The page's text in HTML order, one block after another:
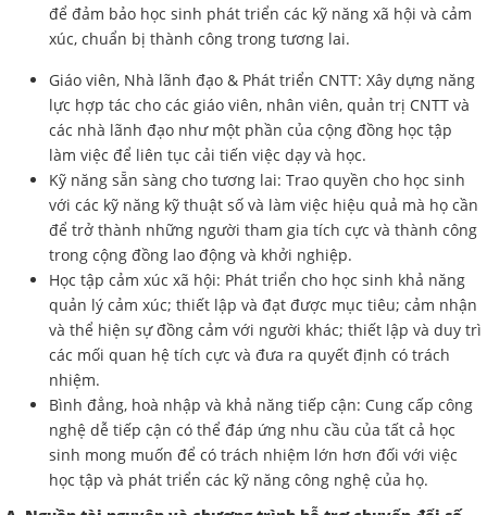
để đảm bảo học sinh phát triển các kỹ năng xã hội và cảm
xúc, chuẩn bị thành công trong tương lai.
Giáo viên, Nhà lãnh đạo & Phát triển CNTT: Xây dựng năng
lực hợp tác cho các giáo viên, nhân viên, quản trị CNTT và
các nhà lãnh đạo như một phần của cộng đồng học tập
làm việc để liên tục cải tiến việc dạy và học.
Kỹ năng sẵn sàng cho tương lai: Trao quyền cho học sinh
với các kỹ năng kỹ thuật số và làm việc hiệu quả mà họ cần
để trở thành những người tham gia tích cực và thành công
trong cộng đồng lao động và khởi nghiệp.
Học tập cảm xúc xã hội: Phát triển cho học sinh khả năng
quản lý cảm xúc; thiết lập và đạt được mục tiêu; cảm nhận
và thể hiện sự đồng cảm với người khác; thiết lập và duy trì
các mối quan hệ tích cực và đưa ra quyết định có trách
nhiệm.
Bình đẳng, hoà nhập và khả năng tiếp cận: Cung cấp công
nghệ dễ tiếp cận có thể đáp ứng nhu cầu của tất cả học
sinh mong muốn để có trách nhiệm lớn hơn đối với việc
học tập và phát triển các kỹ năng công nghệ của họ.